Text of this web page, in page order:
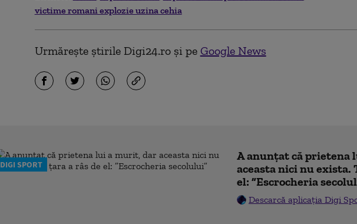
victime romani explozie uzina cehia
Urmărește știrile Digi24.ro și pe Google News
DIGI SPORT
A anunțat că prietena
aceasta nici nu exista.
el: ”Escrocheria
Descarcă aplicația Digi